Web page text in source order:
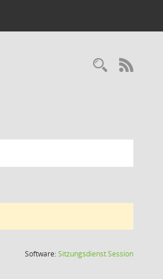
Software:SitzungsdienstSession(Wird in